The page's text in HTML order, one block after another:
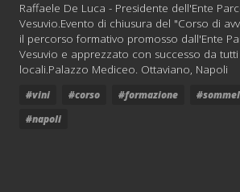
Raffaele De Luca - Presidente dell'Ente
Vesuvio.Evento di chiusura del "Corso di
il percorso formativo promosso dall'Ente
Vesuvio e apprezzato con successo da
locali.Palazzo Mediceo. Ottaviano, Napoli
#vini #corso #formazione
#napoli